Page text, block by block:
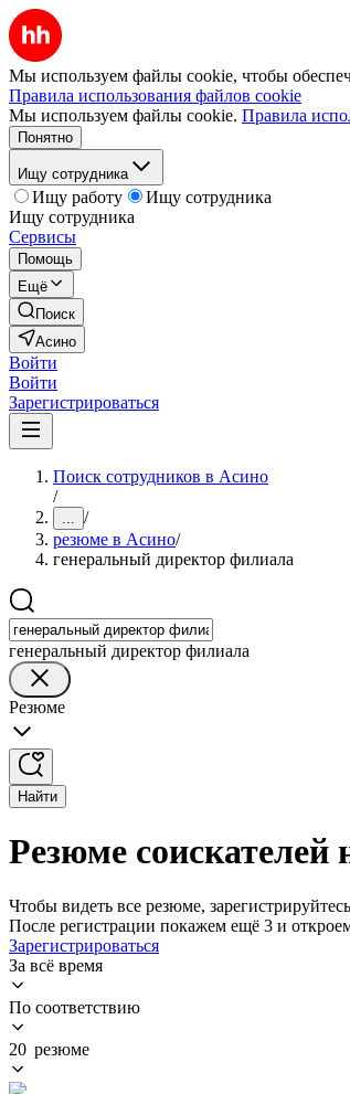
Мы используем файлы cookie, чтобы
Правила использования файлов cookie
Мы используем файлы cookie. Правила
Понятно
Ищу сотрудника
Ищу работу
Ищу сотрудника
Ищу сотрудника
Сервисы
Помощь
Ещё
Поиск
Асино
Войти
Войти
Зарегистрироваться
Поиск сотрудников в Асино
/
... /
резюме в Асино/
генеральный директор филиала
генеральный директор филиала
Резюме
Найти
Резюме соискателей
Чтобы видеть все резюме, зарегистрируйтесь
После регистрации покажем ещё 3 и
Зарегистрироваться
За всё время
По соответствию
20 резюме